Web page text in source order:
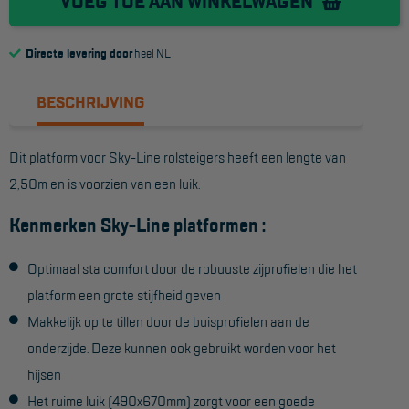
Reddingsmiddelen
CombiDeals
MAATWERK
VERHUUR
Steigers
Rolsteigers
Gevelsteigers
Directe levering doorheel NL
BESCHRIJVING
Dit platform voor Sky-Line rolsteigers heeft een lengte van
2,50m en is voorzien van een luik.
Kenmerken Sky-Line platformen :
Optimaal sta comfort door de robuuste zijprofielen die het
platform een grote stijfheid geven
Makkelijk op te tillen door de buisprofielen aan de
onderzijde. Deze kunnen ook gebruikt worden voor het
hijsen
Het ruime luik (490x670mm) zorgt voor een goede